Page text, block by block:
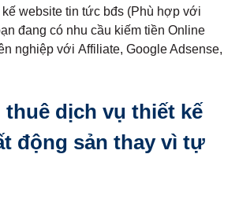
kế website tin tức bđs (Phù hợp với
đang có nhu cầu kiếm tiền Online
nghiệp với Affiliate, Google Adsense,
thuê dịch vụ thiết kế
động sản thay vì tự